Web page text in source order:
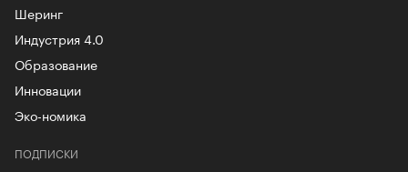
Шеринг
Индустрия 4.0
Образование
Инновации
Эко-номика
ПОДПИСКИ